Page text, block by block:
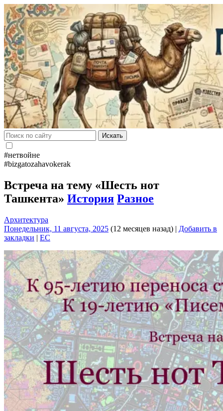
Искать
#нетвойне
#bizgatozahavokerak
Встреча на тему «Шесть нот
Ташкента» История Разное
Архитектура
Понедельник, 11 августа, 2025 (12 месяцев назад) | Добавить в
закладки | EC